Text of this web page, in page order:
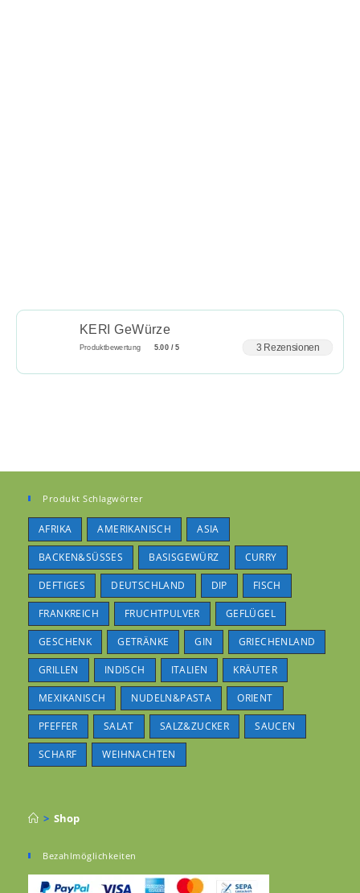
KERI GeWürze
Produktbewertung 5.00 / 5 3 Rezensionen
Produkt Schlagwörter
AFRIKA AMERIKANISCH ASIA
BACKEN&SÜSSES BASISGEWÜRZ CURRY
DEFTIGES DEUTSCHLAND DIP FISCH
FRANKREICH FRUCHTPULVER GEFLÜGEL
GESCHENK GETRÄNKE GIN GRIECHENLAND
GRILLEN INDISCH ITALIEN KRÄUTER
MEXIKANISCH NUDELN&PASTA ORIENT
PFEFFER SALAT SALZ&ZUCKER SAUCEN
SCHARF WEIHNACHTEN
> Shop
Bezahlmöglichkeiten